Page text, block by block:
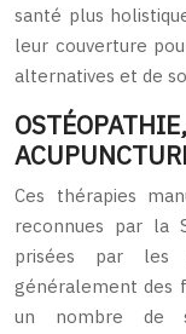
santé plus
leur couverture
alternatives et de
Ces thérapies
reconnues par la
prisées par les
généralement des
un nombre de